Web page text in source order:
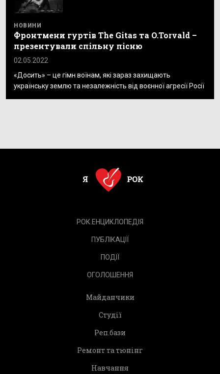
НОВИНИ
Фронтмени гуртів The Gitas та O.Torvald –
презентували спільну пісню
02.05.2022
«Досить» – це гімн воїнам, які зараз захищають
українську землю та незалежність від воєнної агресії Росії
РОК.ЕНЦИКЛОПЕДІЯ
ПУБЛІКАЦІЇ
ПОДІЇ
ОГОЛОШЕННЯ
Майданчики
Студії
Реп.бази
Ремонт та тюнінг
Навчання